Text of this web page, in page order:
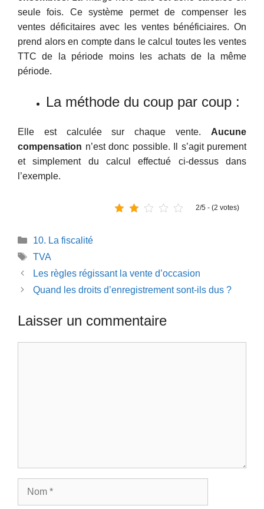
seule fois. Ce système permet de compenser les
ventes déficitaires avec les ventes bénéficiaires. On
prend alors en compte dans le calcul toutes les ventes
TTC de la période moins les achats de la même
période.
La méthode du coup par coup :
Elle est calculée sur chaque vente. Aucune
compensation n’est donc possible. Il s’agit purement
et simplement du calcul effectué ci-dessus dans
l’exemple.
2/5 - (2 votes)
Catégories
10. La fiscalité
Étiquettes
TVA
Les règles régissant la vente d’occasion
Quand les droits d’enregistrement sont-ils dus ?
Laisser un commentaire